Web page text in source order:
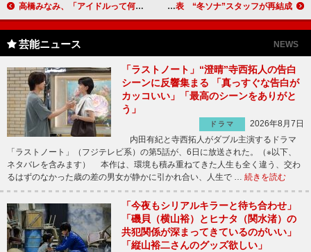
高橋みなみ、「アイドルって何歳までなんだろう」 43歳の生稲晃子、「40すぎまで」と即答 チャン・グンソク主演の新ドラマ発表 “冬ソナ”スタッフが再結成
芸能ニュース NEWS
「ラストノート」“澄晴”寺西拓人の告白
シーンに反響集まる 「真っすぐな告白が
カッコいい」「最高のシーンをありがと
う」
ドラマ
2026年8月7日
内田有紀と寺西拓人がダブル主演するドラマ
「ラストノート」（フジテレビ系）の第5話が、6日に放送された。（※以下、
ネタバレを含みます） 本作は、環境も積み重ねてきた人生も全く違う、交わ
るはずのなかった歳の差の男女が静かに引かれ合い、人生で … 続きを読む
「今夜もシリアルキラーと待ち合わせ」
「磯貝（横山裕）とヒナタ（関水渚）の
共犯関係が深まってきているのがいい」
「縦山裕二さんのグッズ欲しい」